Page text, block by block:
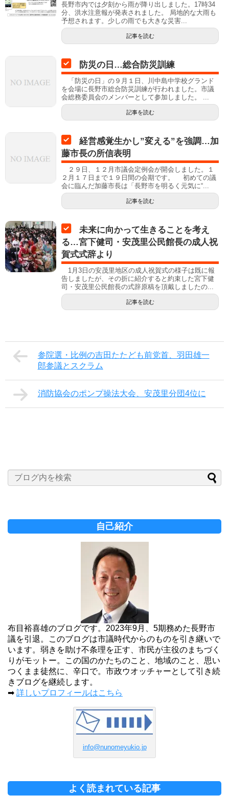
長野市内では夕刻から雨が降り出しました。17時34
分、洪水注意報が発表されました。 局地的な大雨も
予想されます。少しの雨でも大きな災害...
記事を読む
防災の日…総合防災訓練
「防災の日」の９月１日、川中島中学校グランド
を会場に長野市総合防災訓練が行われました。市議
会総務委員会のメンバーとして参加しました。 ...
記事を読む
経営感覚生かし”変える”を強調…加
藤市長の所信表明
２９日、１２月市議会定例会が開会しました。１
２月１７日まで１９日間の会期です。 初めての議
会に臨んだ加藤市長は「長野市を明るく元気に“...
記事を読む
未来に向かって生きることを考え
る…宮下健司・安茂里公民館長の成人祝
賀式式辞より
1月3日の安茂里地区の成人祝賀式の様子は既に報
告しましたが、その折に紹介すると約束した宮下健
司・安茂里公民館長の式辞原稿を頂戴しましたの...
記事を読む
参院選・比例の吉田たたども前党首、羽田雄一
郎参議とスクラム
消防協会のポンプ操法大会、安茂里分団4位に
自己紹介
布目裕喜雄のブログです。2023年9月、5期務めた長野市
議を引退。このブログは市議時代からのものを引き継いで
います。弱きを助け不条理を正す、市民が主役のまちづく
りがモットー。この国のかたちのこと、地域のこと、思い
つくまま徒然に、辛口で。市政ウオッチャーとして引き続
きブログを継続します。
➡ 詳しいプロフィールはこちら
info@nunomeyukio.jp
よく読まれている記事